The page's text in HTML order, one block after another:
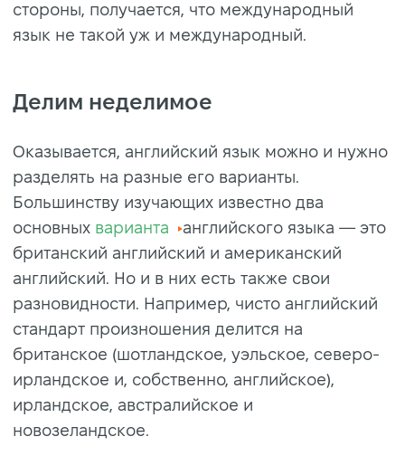
стороны, получается, что международный
язык не такой уж и международный.
Делим неделимое
Оказывается, английский язык можно и нужно
разделять на разные его варианты.
Большинству изучающих известно два
основных варианта
английского языка — это
британский английский и американский
английский. Но и в них есть также свои
разновидности. Например, чисто английский
стандарт произношения делится на
британское (шотландское, уэльское, северо-
ирландское и, собственно, английское),
ирландское, австралийское и
новозеландское.